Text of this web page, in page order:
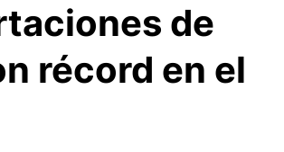
de
récord en el